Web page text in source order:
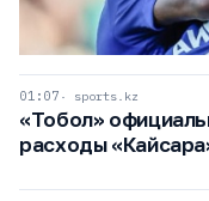
01:07 sports.kz
«Тобол»
расходы